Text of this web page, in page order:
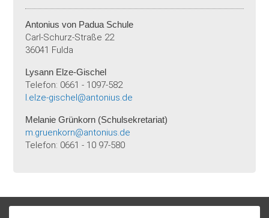
Antonius von Padua Schule
Carl-Schurz-Straße 22
36041 Fulda
Lysann Elze-Gischel
Telefon: 0661 - 1097-582
l.elze-gischel@antonius.de
Melanie Grünkorn (Schulsekretariat)
m.gruenkorn@antonius.de
Telefon: 0661 - 10 97-580